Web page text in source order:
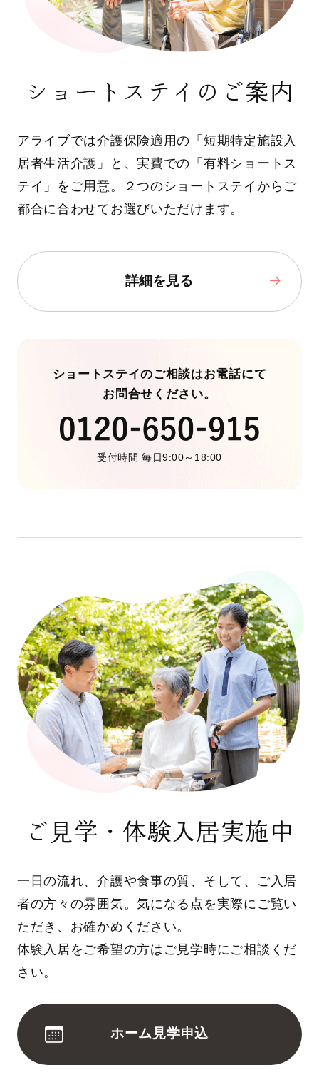
ショートステイのご案内
アライブでは介護保険適用の「短期特定施設入
居者生活介護」と、実費での「有料ショートス
テイ」をご用意。２つのショートステイからご
都合に合わせてお選びいただけます。
詳細を見る
ショートステイのご相談はお電話にて
お問合せください。
受付時間 毎日9:00～18:00
ご見学・体験入居実施中
一日の流れ、介護や食事の質、そして、ご入居
者の方々の雰囲気。気になる点を実際にご覧い
ただき、お確かめください。
体験入居をご希望の方はご見学時にご相談くだ
さい。
ホーム見学申込